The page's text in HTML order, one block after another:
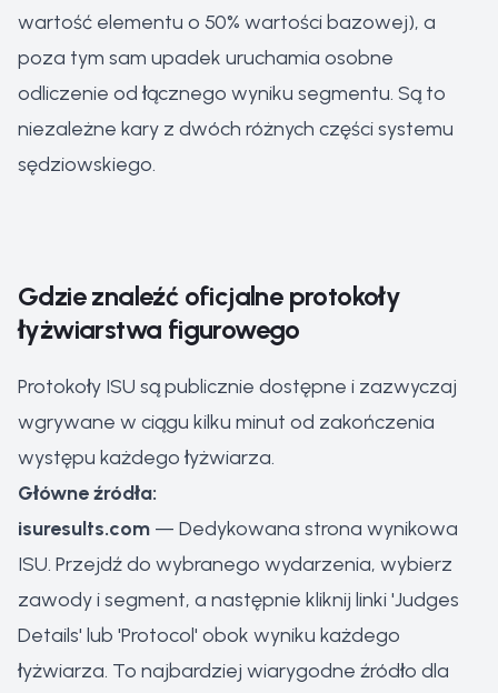
wartość elementu o 50% wartości bazowej), a
poza tym sam upadek uruchamia osobne
odliczenie od łącznego wyniku segmentu. Są to
niezależne kary z dwóch różnych części systemu
sędziowskiego.
Gdzie znaleźć oficjalne protokoły
łyżwiarstwa figurowego
Protokoły ISU są publicznie dostępne i zazwyczaj
wgrywane w ciągu kilku minut od zakończenia
występu każdego łyżwiarza.
Główne źródła:
isuresults.com — Dedykowana strona wynikowa
ISU. Przejdź do wybranego wydarzenia, wybierz
zawody i segment, a następnie kliknij linki 'Judges
Details' lub 'Protocol' obok wyniku każdego
łyżwiarza. To najbardziej wiarygodne źródło dla